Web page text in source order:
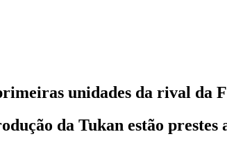
unidades da rival da
da Tukan estão prestes